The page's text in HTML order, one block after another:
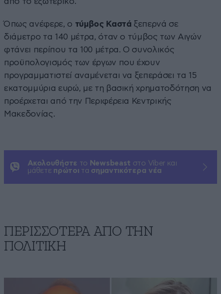
Όπως ανέφερε, ο τύμβος Καστά ξεπερνά σε
διάμετρο τα 140 μέτρα, όταν ο τύμβος των Αιγών
φτάνει περίπου τα 100 μέτρα. Ο συνολικός
προϋπολογισμός των έργων που έχουν
προγραμματιστεί αναμένεται να ξεπεράσει τα 15
εκατομμύρια ευρώ, με τη βασική χρηματοδότηση να
προέρχεται από την Περιφέρεια Κεντρικής
Μακεδονίας.
Ακολουθήστε το Newsbeast στο Viber και
μάθετε πρώτοι τα σημαντικότερα νέα
ΠΕΡΙΣΣΟΤΕΡΑ ΑΠΟ ΤΗΝ
ΠΟΛΙΤΙΚΗ